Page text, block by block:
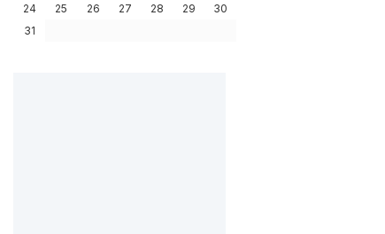
24
25 26 27 28 29
30
31